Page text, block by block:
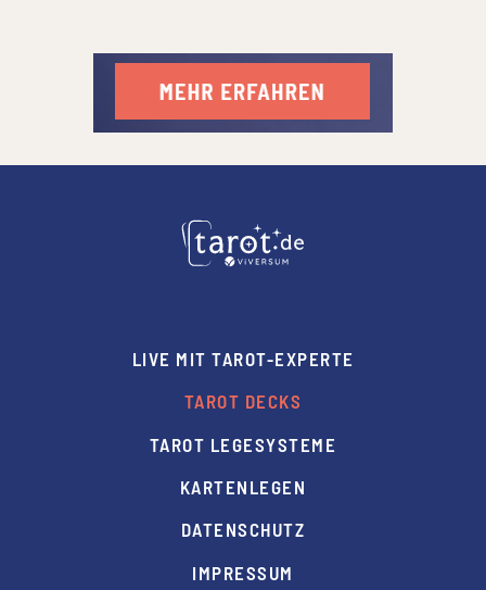
LIVE MIT TAROT-EXPERTE
TAROT DECKS
TAROT LEGESYSTEME
KARTENLEGEN
DATENSCHUTZ
IMPRESSUM